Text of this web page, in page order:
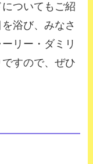
ついてもご紹
浴び、みなさ
リー・ダミリ
すので、ぜひ